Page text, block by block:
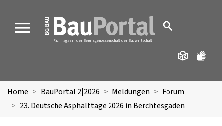
MENU
Fachmagazin der Berufsgenossenschaft der Bauwirtschaft
Home BauPortal 2|2026 Meldungen
Forum
23. Deutsche Asphalttage 2026 in Berchtesgaden